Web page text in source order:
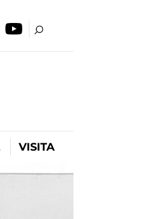
VISITA